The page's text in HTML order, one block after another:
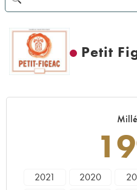
Petit
2021 2020